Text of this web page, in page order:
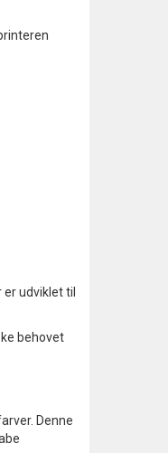
udviklet til
behovet
Denne